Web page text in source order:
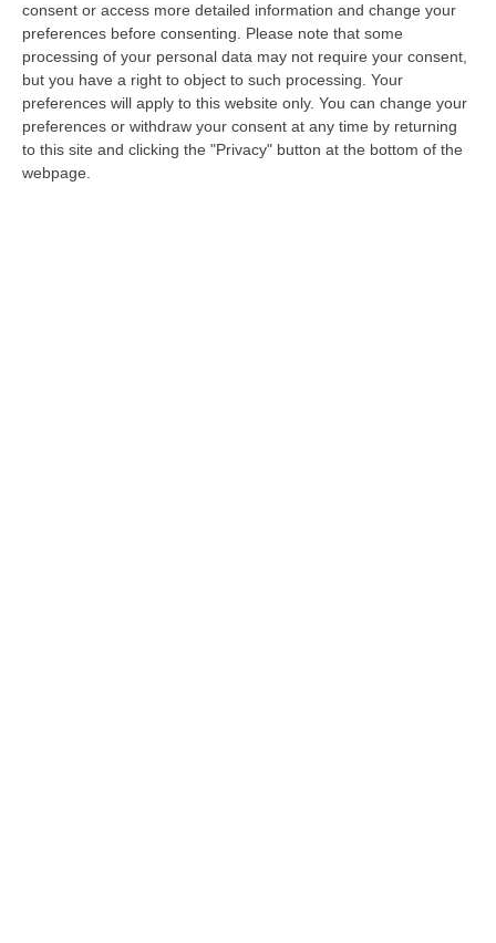
consent or access more detailed information and change your
preferences before consenting. Please note that some
processing of your personal data may not require your consent,
but you have a right to object to such processing. Your
preferences will apply to this website only. You can change your
preferences or withdraw your consent at any time by returning
to this site and clicking the "Privacy" button at the bottom of the
webpage.
stato trasferito nei giorni scorsi dal Csm per
incompatibilità ambientale dopo le sue
dichiarazioni sull’ope…
Pubblicato il: 31/01/20 – 11:08